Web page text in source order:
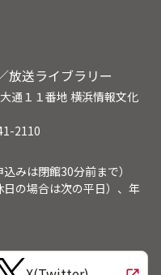
放送ライブラリー
通１１番地 横浜情報文化
2110
みは閉館30分前まで）
の場合は次の平日）、年